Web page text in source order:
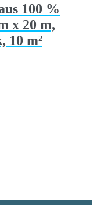
100 %
x 20 m,
10 m²